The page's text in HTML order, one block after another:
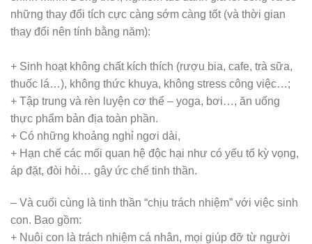
những thay đổi tích cực càng sớm càng tốt (và thời gian
thay đổi nên tính bằng năm):
+ Sinh hoạt không chất kích thích (rượu bia, cafe, trà sữa,
thuốc lá…), không thức khuya, không stress công việc…;
+ Tập trung và rèn luyện cơ thể – yoga, bơi…, ăn uống
thực phẩm bản địa toàn phần.
+ Có những khoảng nghỉ ngơi dài,
+ Hạn chế các mối quan hệ độc hại như có yếu tố kỳ vọng,
áp đặt, đòi hỏi… gây ức chế tinh thần.
– Và cuối cùng là tinh thần “chịu trách nhiệm” với việc sinh
con. Bao gồm:
+ Nuôi con là trách nhiệm cá nhân, mọi giúp đỡ từ người